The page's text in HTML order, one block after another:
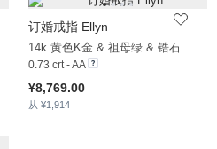
订婚戒指 Ellyn
14k 黄色K金 & 祖母绿 & 锆石
0.73 crt - AA
¥8,769.00
从 ¥1,914